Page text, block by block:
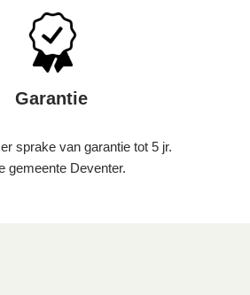
Garantie
sprake van garantie tot 5 jr.
gemeente Deventer.